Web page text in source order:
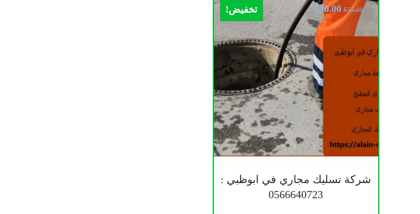
تخفيض!
شركة تسليك مجاري في ابوظبي :
0566640723
$55.00
$20.00